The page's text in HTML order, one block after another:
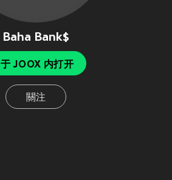
Baha Bank$
于 JOOX 内打开
關注